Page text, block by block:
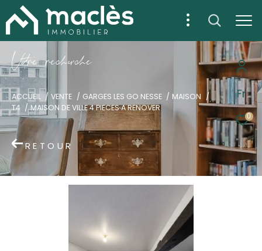
Fr
0
Vore recece
ACCUEIL VENTE GARGES LES GO NESSE
MAISON
T4
MAISON DE VILLE 4 PIECES A RENOVER
RETOUR